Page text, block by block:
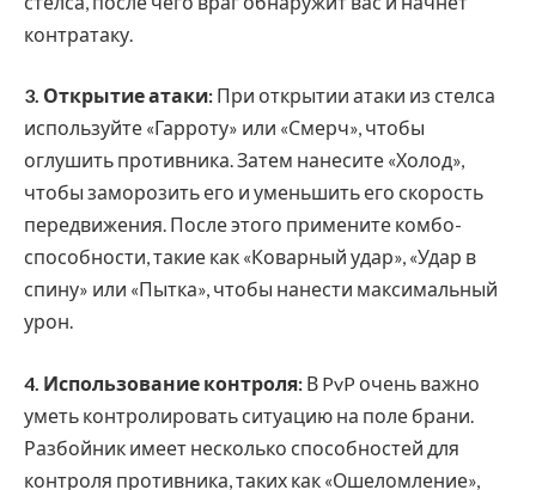
контратаку.
3. Открытие атаки: При открытии атаки из стелса
используйте «Гарроту» или «Смерч», чтобы
оглушить противника. Затем нанесите «Холод»,
чтобы заморозить его и уменьшить его скорость
передвижения. После этого примените комбо-
способности, такие как «Коварный удар», «Удар в
спину» или «Пытка», чтобы нанести максимальный
урон.
4. Использование контроля: В PvP очень важно
уметь контролировать ситуацию на поле брани.
Разбойник имеет несколько способностей для
контроля противника, таких как «Ошеломление»,